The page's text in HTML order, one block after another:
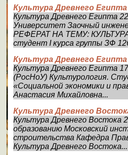
Культура Древнего Египта
Культура Древнего Египта
Университет Заочный
РЕФЕРАТ НА ТЕМУ:
студент I курса группы ЗФ
Культура Древнего Египта
Культура Древнего Египта
(РосНоУ) Культурология.
«Социальной экономики и
Анастасия Михайловна...
Культура Древнего
Культура Древнего Востока
образованию Московский
строительства Кафедра
Культура Древнего Востока...